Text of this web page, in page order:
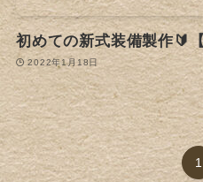
初めての新式装備製作🔰
2022年1月18日
1